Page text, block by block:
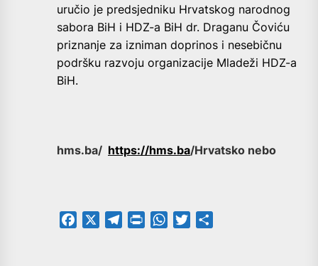
uručio je predsjedniku Hrvatskog narodnog
sabora BiH i HDZ-a BiH dr. Draganu Čoviću
priznanje za izniman doprinos i nesebičnu
podršku razvoju organizacije Mladeži HDZ-a
BiH.
hms.ba/ https://hms.ba/Hrvatsko nebo
Facebook TelegramPrintFriendly
WhatsApp
Twitter